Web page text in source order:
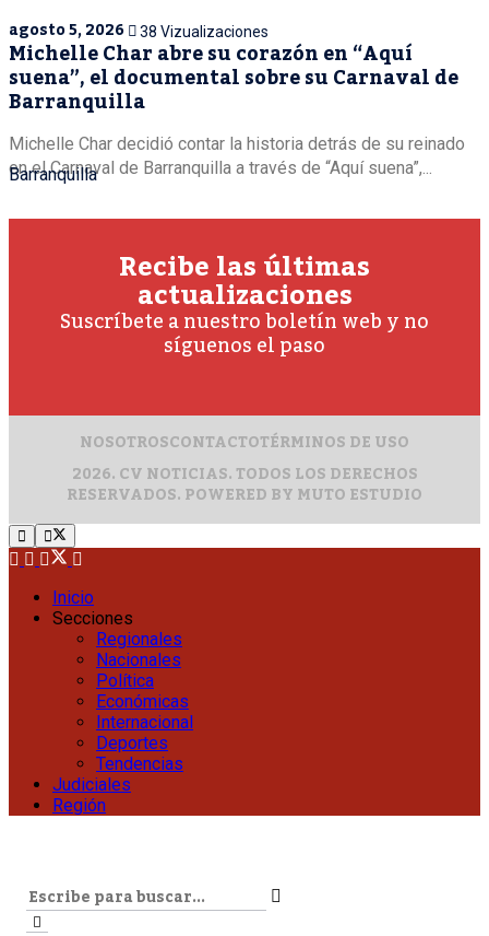
agosto 5, 2026 38 Vizualizaciones
Michelle Char abre su corazón en “Aquí
suena”, el documental sobre su Carnaval de
Barranquilla
Michelle Char decidió contar la historia detrás de su reinado
en el Carnaval de Barranquilla a través de “Aquí suena”,...
Barranquilla
Recibe las últimas
actualizaciones
Suscríbete a nuestro boletín web y no
síguenos el paso
2026. CV NOTICIAS. TODOS LOS DERECHOS
RESERVADOS. POWERED BYMUTO ESTUDIO
NOSOTROSCONTACTOTÉRMINOS DE USO
Inicio
Secciones
Regionales
Nacionales
Política
Económicas
Internacional
Deportes
Tendencias
Judiciales
Región